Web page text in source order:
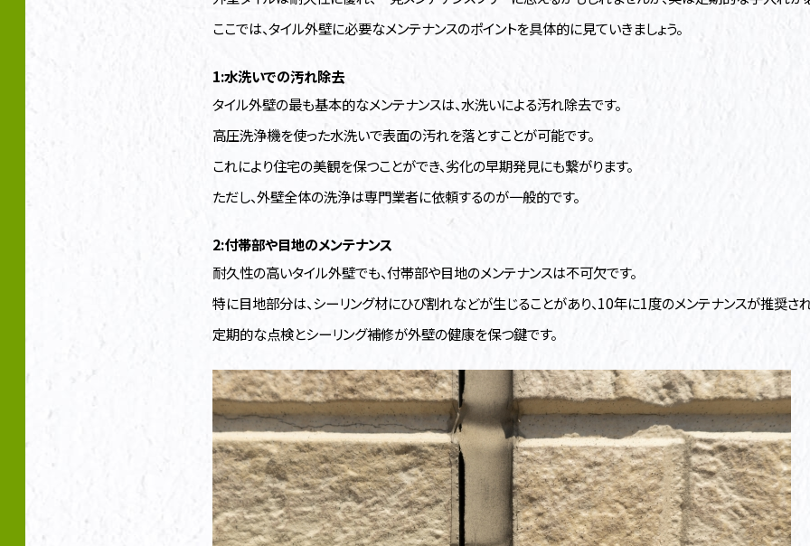
ここでは、タイル外壁に必要なメンテナンスのポイントを具体的に見ていきましょう。
1:水洗いでの汚れ除去
タイル外壁の最も基本的なメンテナンスは、水洗いによる汚れ除去です。
高圧洗浄機を使った水洗いで表面の汚れを落とすことが可能です。
これにより住宅の美観を保つことができ、劣化の早期発見にも繋がります。
ただし、外壁全体の洗浄は専門業者に依頼するのが一般的です。
2:付帯部や目地のメンテナンス
耐久性の高いタイル外壁でも、付帯部や目地のメンテナンスは不可欠です。
特に目地部分は、シーリング材にひび割れなどが生じることがあり、10年に1度のメンテナンスが推奨さ
定期的な点検とシーリング補修が外壁の健康を保つ鍵です。